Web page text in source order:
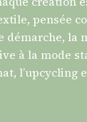
pensée
démarche, la
à la mode
l’upcycling